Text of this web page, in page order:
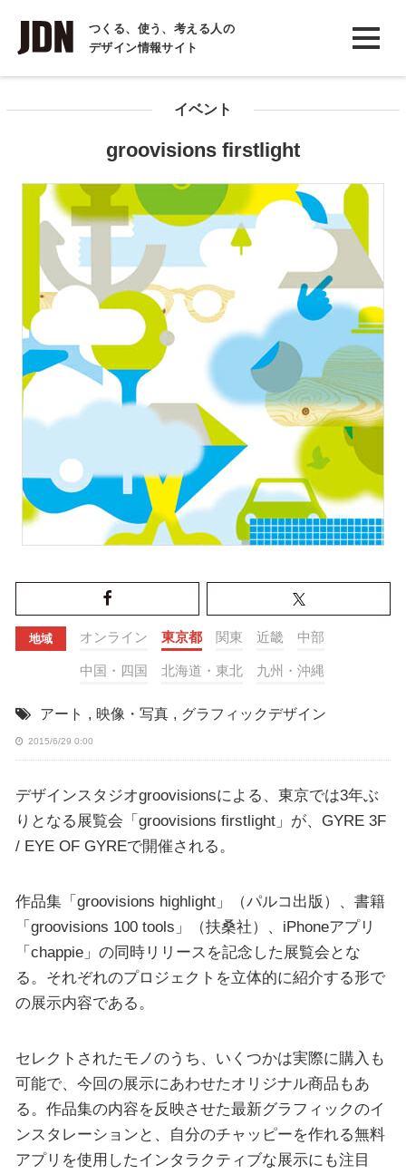
つくる、使う、考える人の
デザイン情報サイト
INTERVIEW
インタビュー
コラム
イベント
groovisions firstlight
地域 オンライン 東京都 関東 近畿 中部
中国・四国 北海道・東北 九州・沖縄
アート , 映像・写真 , グラフィックデザイン
2015/6/29 0:00
デザインスタジオgroovisionsによる、東京では3年ぶ
りとなる展覧会「groovisions firstlight」が、GYRE 3F
/ EYE OF GYREで開催される。
作品集「groovisions highlight」（パルコ出版）、書籍
「groovisions 100 tools」（扶桑社）、iPhoneアプリ
「chappie」の同時リリースを記念した展覧会とな
る。それぞれのプロジェクトを立体的に紹介する形で
の展示内容である。
セレクトされたモノのうち、いくつかは実際に購入も
可能で、今回の展示にあわせたオリジナル商品もあ
る。作品集の内容を反映させた最新グラフィックのイ
ンスタレーションと、自分のチャッピーを作れる無料
アプリを使用したインタラクティブな展示にも注目